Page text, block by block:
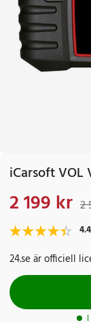
iCarsoft VOL
Nuvarande pris
2 199 kr 2
4.4
24.se är officiell